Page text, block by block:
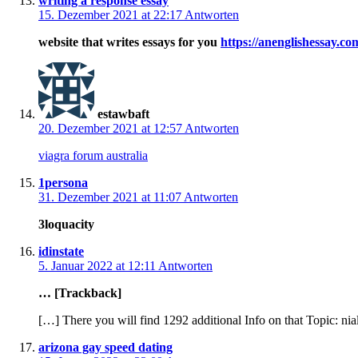
15. Dezember 2021 at 22:17 Antworten
website that writes essays for you https://
estawbaft
20. Dezember 2021 at 12:57 Antworten
viagra forum australia
1persona
31. Dezember 2021 at 11:07 Antworten
3loquacity
idinstate
5. Januar 2022 at 12:11 Antworten
… [Trackback]
[…] There you will find 1292 additional Info on that Topic:
arizona gay speed dating